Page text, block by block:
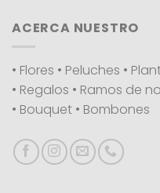
ACERCA NUESTRO
• Flores • Peluches •
• Regalos • Ramos de
• Bouquet • Bombones